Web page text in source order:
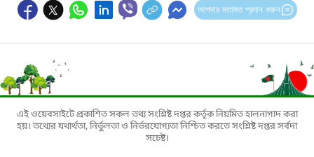
আপনার মতামত প্রদান করুন
এই ওয়েবসাইটে প্রকাশিত সকল তথ্য সংশ্লিষ্ট দপ্তর কর্তৃক নিয়মিত হালনাগাদ করা
হয়। তথ্যের যথার্থতা, নির্ভুলতা ও নির্ভরযোগ্যতা নিশ্চিত করতে সংশ্লিষ্ট দপ্তর সর্বদা
সচেষ্ট।